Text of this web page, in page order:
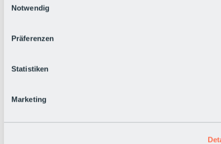
Notwendig
Präferenzen
Statistiken
Marketing